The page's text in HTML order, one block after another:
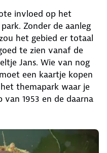
invloed op het
Zonder de aanleg
het gebied er totaal
te zien vanaf de
Jans. Wie van nog
een kaartje kopen
themapark waar je
1953 en de daarna